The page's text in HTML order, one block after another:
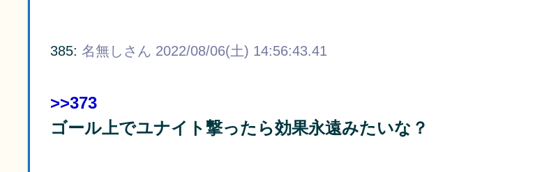
385: 名無しさん 2022/08/06(土) 14:56:43.41
>>373
ゴール上でユナイト撃ったら効果永遠みたいな？